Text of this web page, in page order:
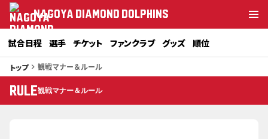
NAGOYA DIAMOND DOLPHINS
試合日程 選手 チケット ファンクラブ グッズ 順位
トップkeyboard_arrow_right 観戦マナー＆ルール
RULE観戦マナー＆ルール